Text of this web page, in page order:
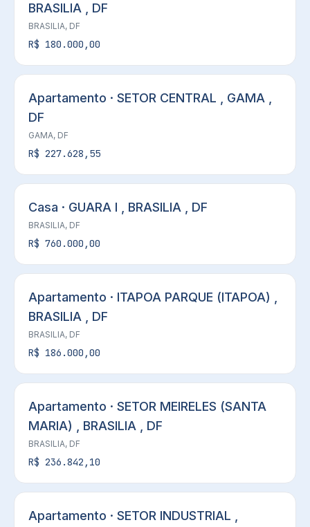
BRASILIA , DF
BRASILIA, DF
R$ 180.000,00
Apartamento · SETOR CENTRAL , GAMA ,
DF
GAMA, DF
R$ 227.628,55
Casa · GUARA I , BRASILIA , DF
BRASILIA, DF
R$ 760.000,00
Apartamento · ITAPOA PARQUE (ITAPOA) ,
BRASILIA , DF
BRASILIA, DF
R$ 186.000,00
Apartamento · SETOR MEIRELES (SANTA
MARIA) , BRASILIA , DF
BRASILIA, DF
R$ 236.842,10
Apartamento · SETOR INDUSTRIAL ,